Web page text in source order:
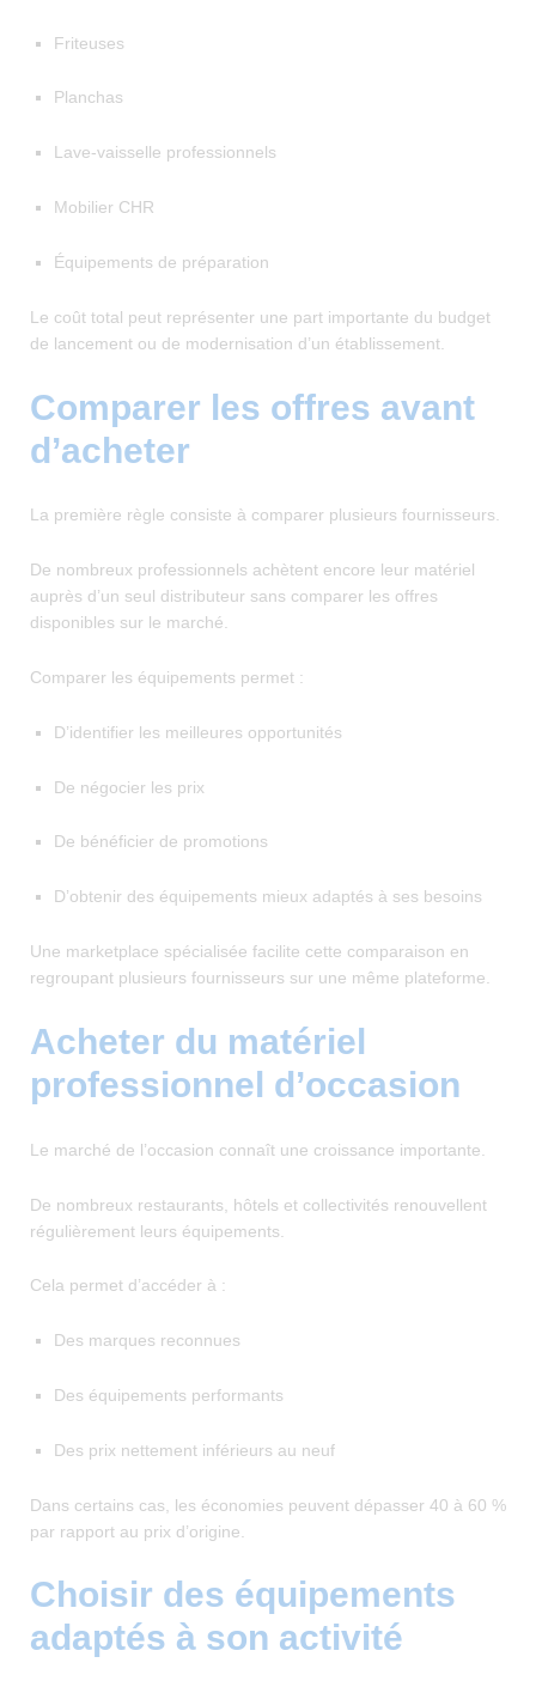
Friteuses
Planchas
Lave-vaisselle professionnels
Mobilier CHR
Équipements de préparation
Le coût total peut représenter une part importante du budget
de lancement ou de modernisation d’un établissement.
Comparer les offres avant
d’acheter
La première règle consiste à comparer plusieurs fournisseurs.
De nombreux professionnels achètent encore leur matériel
auprès d’un seul distributeur sans comparer les offres
disponibles sur le marché.
Comparer les équipements permet :
D’identifier les meilleures opportunités
De négocier les prix
De bénéficier de promotions
D’obtenir des équipements mieux adaptés à ses besoins
Une marketplace spécialisée facilite cette comparaison en
regroupant plusieurs fournisseurs sur une même plateforme.
Acheter du matériel
professionnel d’occasion
Le marché de l’occasion connaît une croissance importante.
De nombreux restaurants, hôtels et collectivités renouvellent
régulièrement leurs équipements.
Cela permet d’accéder à :
Des marques reconnues
Des équipements performants
Des prix nettement inférieurs au neuf
Dans certains cas, les économies peuvent dépasser 40 à 60 %
par rapport au prix d’origine.
Choisir des équipements
adaptés à son activité